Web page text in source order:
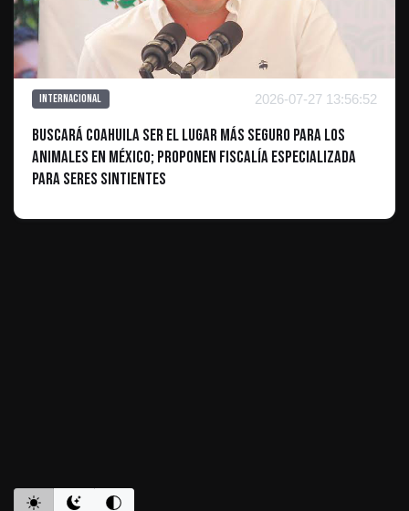
Internacional 2026-07-27 13:56:52
Buscará Coahuila ser el lugar más seguro para los
animales en México; proponen Fiscalía especializada
para seres sintientes